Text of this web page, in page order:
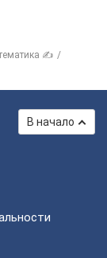
✍
В начало